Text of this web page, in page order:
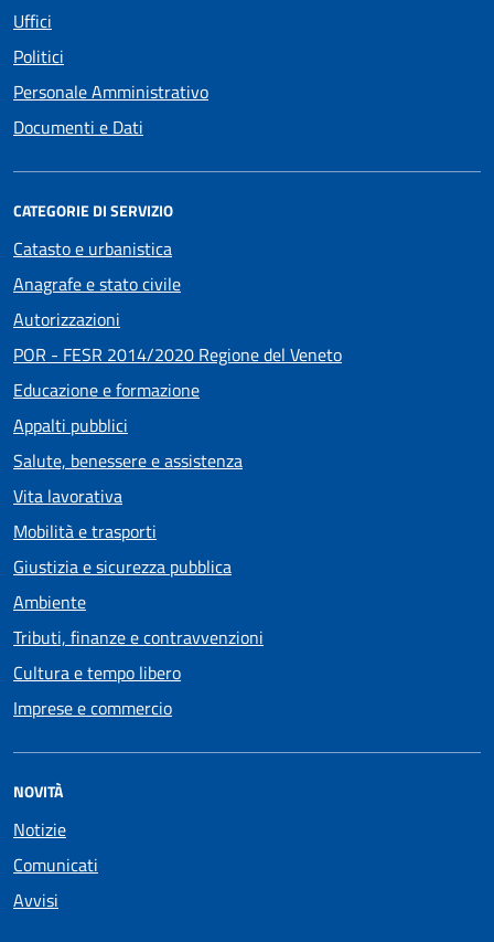
Uffici
Politici
Personale Amministrativo
Documenti e Dati
CATEGORIE DI SERVIZIO
Catasto e urbanistica
Anagrafe e stato civile
Autorizzazioni
POR - FESR 2014/2020 Regione del Veneto
Educazione e formazione
Appalti pubblici
Salute, benessere e assistenza
Vita lavorativa
Mobilità e trasporti
Giustizia e sicurezza pubblica
Ambiente
Tributi, finanze e contravvenzioni
Cultura e tempo libero
Imprese e commercio
NOVITÀ
Notizie
Comunicati
Avvisi